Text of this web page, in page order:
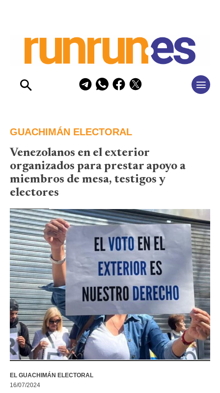
GUACHIMÁN ELECTORAL
Venezolanos en el exterior
organizados para prestar apoyo a
miembros de mesa, testigos y
electores
EL GUACHIMÁN ELECTORAL
16/07/2024